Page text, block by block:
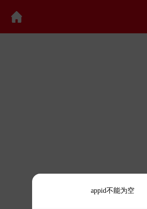
appid不能为空